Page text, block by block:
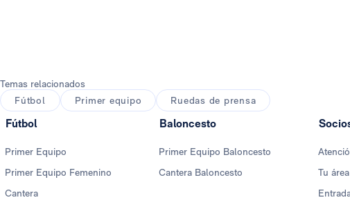
Temas relacionados
Fútbol
Primer equipo Ruedas de prensa
Fútbol
Primer Equipo
Primer Equipo Femenino
Cantera
Baloncesto
Primer Equipo Baloncesto
Cantera Baloncesto
Tu